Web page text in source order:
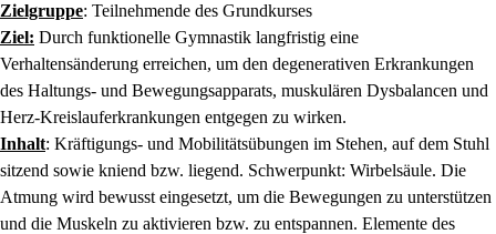
Zielgruppe: Teilnehmende des Grundkurses
Ziel: Durch funktionelle Gymnastik langfristig eine
Verhaltensänderung erreichen, um den degenerativen Erkrankungen
des Haltungs- und Bewegungsapparats, muskulären Dysbalancen und
Herz-Kreislauferkrankungen entgegen zu wirken.
Inhalt: Kräftigungs- und Mobilitätsübungen im Stehen, auf dem Stuhl
sitzend sowie kniend bzw. liegend. Schwerpunkt: Wirbelsäule. Die
Atmung wird bewusst eingesetzt, um die Bewegungen zu unterstützen
und die Muskeln zu aktivieren bzw. zu entspannen. Elemente des